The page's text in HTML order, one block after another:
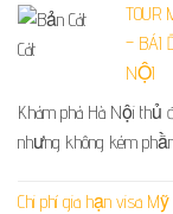
TOUR
– BÁI
NỘI
Khám phá Hà Nội thủ
nhưng không kém
Chi phí gia hạn visa